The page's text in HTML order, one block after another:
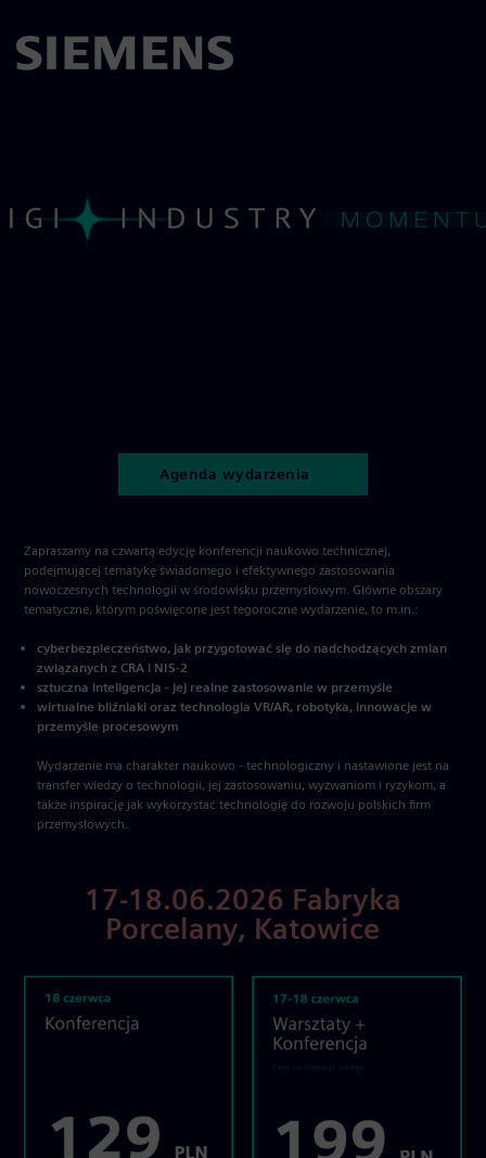
Agenda wydarzenia
Zapraszamy na czwartą edycję konferencji naukowo technicznej,
podejmującej tematykę świadomego i efektywnego zastosowania
nowoczesnych technologii w środowisku przemysłowym. Główne obszary
tematyczne, którym poświęcone jest tegoroczne wydarzenie, to m.in.:
cyberbezpieczeństwo, jak przygotować się do nadchodzących zmian
związanych z CRA i NIS-2
sztuczna inteligencja - jej realne zastosowanie w przemyśle
wirtualne bliźniaki oraz technologia VR/AR, robotyka, innowacje w
przemyśle procesowym
Wydarzenie ma charakter naukowo - technologiczny i nastawione jest na
transfer wiedzy o technologii, jej zastosowaniu, wyzwaniom i ryzykom, a
także inspirację jak wykorzystać technologię do rozwoju polskich firm
przemysłowych.
17-18.06.2026 Fabryka
Porcelany, Katowice